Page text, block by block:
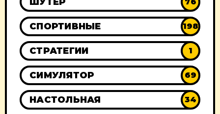
СПОРТИВНЫЕ 198
СТРАТЕГИИ 1
СИМУЛЯТОР 69
НАСТОЛЬНАЯ 34